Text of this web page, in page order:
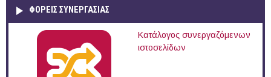
ΦΟΡΕΙΣ ΣΥΝΕΡΓΑΣΙΑΣ
Κατάλογος συνεργαζόμενων
ιστοσελίδων